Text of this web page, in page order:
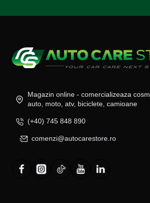
Magazin online - comercializeaza
auto, moto, atv, biciclete, camioane
(+40) 745 848 890
comenzi@autocarestore.ro